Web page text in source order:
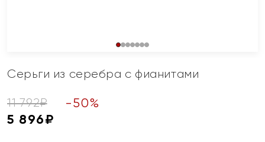
Серьги из серебра с фианитами
11 792₽ -50%
5 896₽